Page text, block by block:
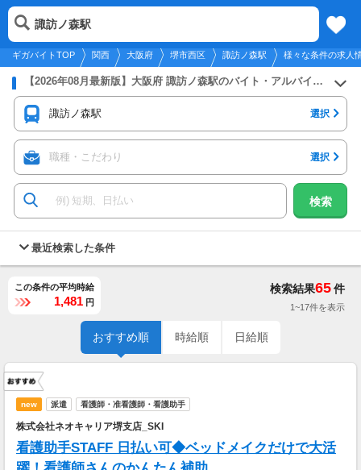
2026年8月10日更新
メニュー
ギガバイトTOP 関西 大阪府 堺市西区 諏訪ノ森駅 様々な条件の求人
諏訪ノ森駅
【2026年08月最新版】大阪府 諏訪ノ森駅のバイト・アルバイト・パートの求人募集情報
諏訪ノ森駅 選択
職種・こだわり 選択
検索
最近検索した条件
この条件の平均時給
1,481 円
検索結果65件
1~17件を表示
おすすめ順 時給順 日給順
new 派遣 看護師・准看護師・看護助手
株式会社ネオキャリア堺支店_SKI
看護助手STAFF 日払い可◆ベッドメイクだけで大活